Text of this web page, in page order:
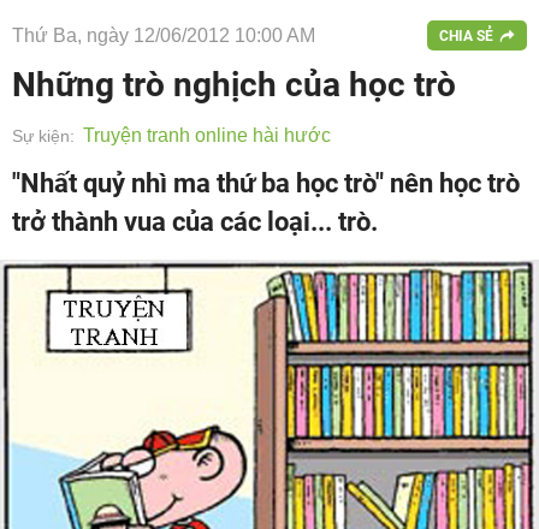
Thứ Ba, ngày 12/06/2012 10:00 AM CHIA SẺ
Những trò nghịch của học trò
Sự kiện: Truyện tranh online hài hước
"Nhất quỷ nhì ma thứ ba học trò" nên học trò
trở thành vua của các loại... trò.